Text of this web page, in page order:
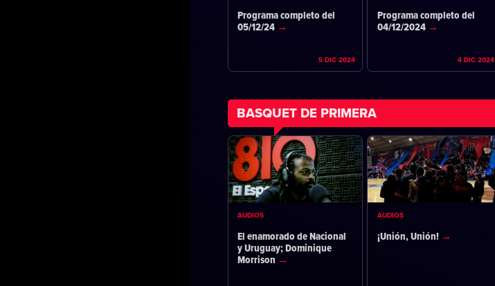
Programa completo del
05/12/24
5 DIC 2024
Programa completo del
04/12/2024
4 DIC 2024
BASQUET DE PRIMERA
AUDIOS
El enamorado de Nacional
y Uruguay; Dominique
Morrison
AUDIOS
¡Unión, Unión!